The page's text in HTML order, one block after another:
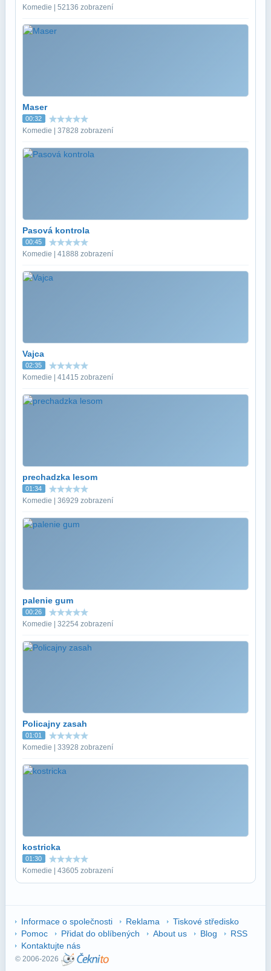
Komedie | 52136 zobrazení
Maser
00:32
Komedie | 37828 zobrazení
Pasová kontrola
00:45
Komedie | 41888 zobrazení
Vajca
02:35
Komedie | 41415 zobrazení
prechadzka lesom
01:34
Komedie | 36929 zobrazení
palenie gum
00:26
Komedie | 32254 zobrazení
Policajny zasah
01:01
Komedie | 33928 zobrazení
kostricka
01:30
Komedie | 43605 zobrazení
Informace o společnosti Reklama
Tiskové středisko
Pomoc
Přidat do oblíbených About us Blog
RSS
Kontaktujte nás
© 2006-2026